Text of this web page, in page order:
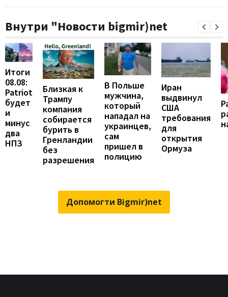
Внутри "Новости bigmir)net
Итоги
08.08:
Patriot
будет
и
минус
два
НПЗ
Близкая к
Трампу
компания
собирается
бурить в
Гренландии
без
разрешения
В Польше
мужчина,
который
нападал на
украинцев,
сам
пришел в
полицию
Иран
выдвинул
США
требования
для
открытия
Ормуза
Допомогти Bigmir)net